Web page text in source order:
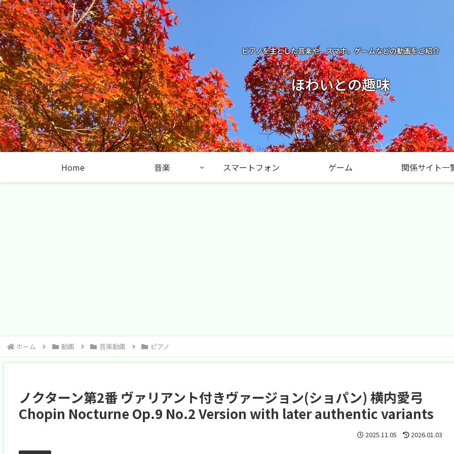
ピアノを主とした音楽や，スマホ，ゲームなどの動画をご紹介
ほわいとの趣味
Home 音楽 スマートフォン ゲーム 関係サイト一
ホーム 動画 音楽動画 ピアノ
ノクターン第2番 ヴァリアント付きヴァージョン(ショパン) 横内愛弓
Chopin Nocturne Op.9 No.2 Version with later authentic variants
2025.11.05 2026.01.03